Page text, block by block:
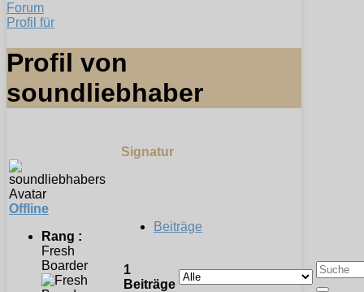
Forum
Profil für
Profil von
soundliebhaber
Offline
Rang :
Fresh
Boarder
Signatur
Beiträge
1
Beiträge